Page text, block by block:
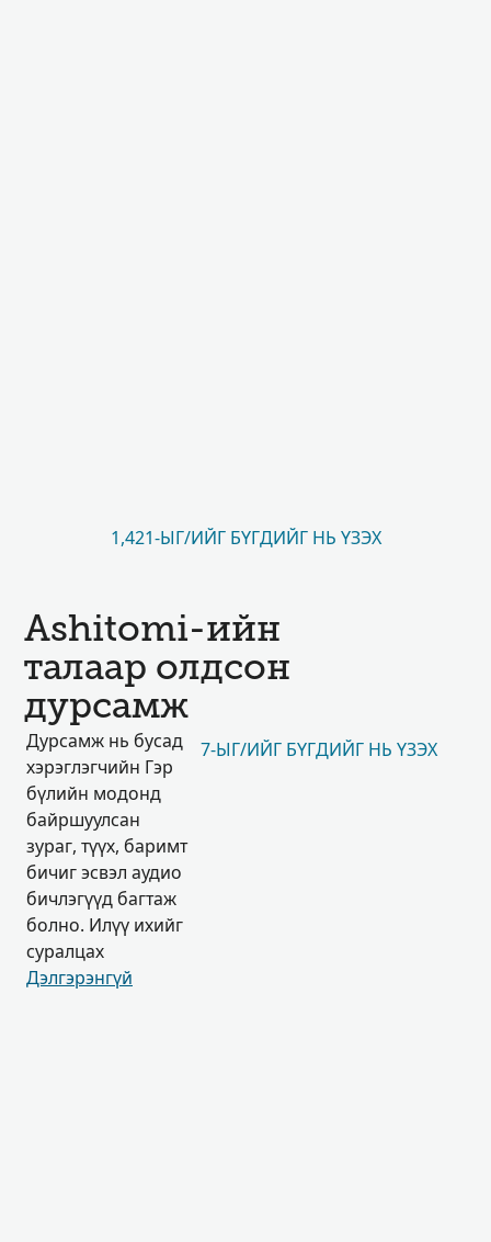
1,421-ЫГ/ИЙГ БҮГДИЙГ НЬ ҮЗЭХ
Ashitomi-ийн
талаар олдсон
дурсамж
Дурсамж нь бусад
хэрэглэгчийн Гэр
бүлийн модонд
байршуулсан
зураг, түүх, баримт
бичиг эсвэл аудио
бичлэгүүд багтаж
болно. Илүү ихийг
суралцах
Дэлгэрэнгүй
7-ЫГ/ИЙГ БҮГДИЙГ НЬ ҮЗЭХ